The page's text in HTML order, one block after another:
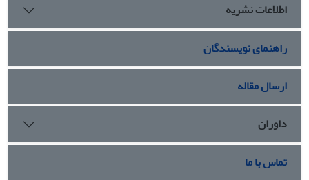
اطلاعات نشریه
راهنمای نویسندگان
ارسال مقاله
داوران
تماس با ما